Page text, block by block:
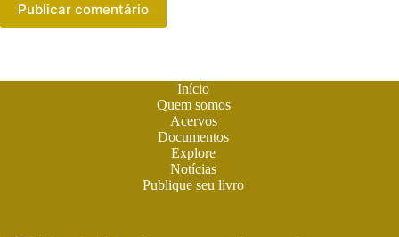
Publicar comentário
Início
Quem somos
Acervos
Documentos
Explore
Notícias
Publique seu livro